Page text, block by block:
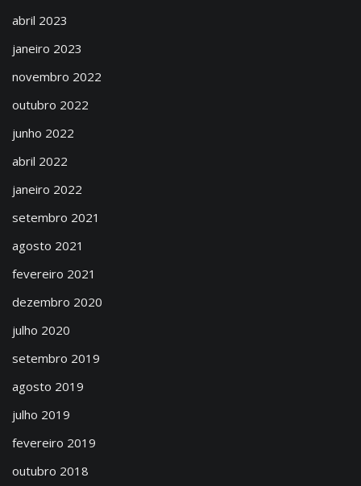
abril 2023
janeiro 2023
novembro 2022
outubro 2022
junho 2022
abril 2022
janeiro 2022
setembro 2021
agosto 2021
fevereiro 2021
dezembro 2020
julho 2020
setembro 2019
agosto 2019
julho 2019
fevereiro 2019
outubro 2018